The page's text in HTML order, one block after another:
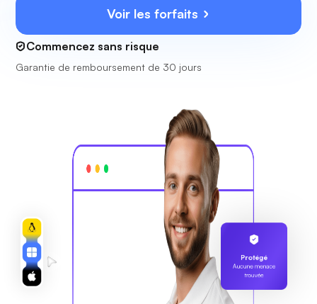
Voir les forfaits
Commencez sans risque
Garantie de remboursement de 30 jours
Protégé
Aucune menace
trouvée